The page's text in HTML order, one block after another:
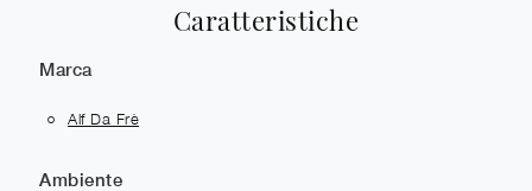
Caratteristiche
Marca
Alf Da Frè
Ambiente